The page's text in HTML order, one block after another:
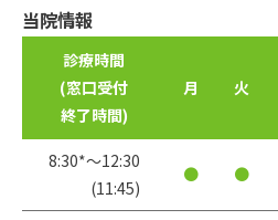
当院情報
診療時間
(窓口受付
終了時間)
月 火
8:30*〜12:30
(11:45)
● ●